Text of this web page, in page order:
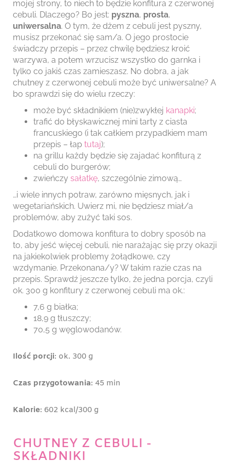
mojej strony, to niech to będzie konfitura z czerwonej
cebuli. Dlaczego? Bo jest: pyszna, prosta,
uniwersalna. O tym, że dżem z cebuli jest pyszny,
musisz przekonać się sam/a. O jego prostocie
świadczy przepis – przez chwilę będziesz kroić
warzywa, a potem wrzucisz wszystko do garnka i
tylko co jakiś czas zamieszasz. No dobra, a jak
chutney z czerwonej cebuli może być uniwersalne? A
bo sprawdzi się do wielu rzeczy:
może być składnikiem (nie)zwykłej kanapki;
trafić do błyskawicznej mini tarty z ciasta
francuskiego (i tak całkiem przypadkiem mam
przepis – łap tutaj);
na grillu każdy będzie się zajadać konfiturą z
cebuli do burgerów;
zwieńczy sałatkę, szczególnie zimową…
…i wiele innych potraw, zarówno mięsnych, jak i
wegetariańskich. Uwierz mi, nie będziesz miał/a
problemów, aby zużyć taki sos.
Dodatkowo domowa konfitura to dobry sposób na
to, aby jeść więcej cebuli, nie narażając się przy okazji
na jakiekolwiek problemy żołądkowe, czy
wzdymanie. Przekonana/y? W takim razie czas na
przepis. Sprawdź jeszcze tylko, że jedna porcja, czyli
ok. 300 g konfitury z czerwonej cebuli ma ok.:
7,6 g białka;
18,9 g tłuszczy;
70,5 g węglowodanów.
Ilość porcji: ok. 300 g
Czas przygotowania: 45 min
Kalorie: 602 kcal/300 g
CHUTNEY Z CEBULI -
SKŁADNIKI